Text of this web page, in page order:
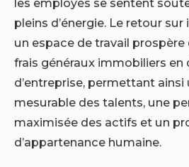
les employés se sentent
pleins d’énergie. Le retour
un espace de travail
frais généraux immobiliers en
d’entreprise, permettant
mesurable des talents, une
maximisée des actifs et un
d’appartenance humaine.